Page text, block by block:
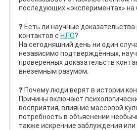
последующих «экспериментах» на
❓ Есть ли научные
контактов с НЛО?
На сегодняшний день ни один
независимо подтверждённых,
проверенных доказательств
внеземным разумом.
❓ Почему люди верят в истории
Причины включают
восприятия, влияние массовой
потребность в объяснении
также искренние заблуждения или